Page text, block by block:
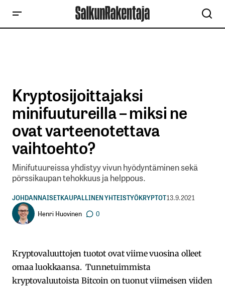
Kryptosijoittajaksi
minifuutureilla – miksi ne
ovat varteenotettava
vaihtoehto?
Minifutuureissa yhdistyy vivun hyödyntäminen sekä
pörssikaupan tehokkuus ja helppous.
JOHDANNAISETKAUPALLINEN YHTEISTYÖKRYPTOT13.9.2021
Henri Huovinen
0
Kryptovaluuttojen tuotot ovat viime vuosina olleet
omaa luokkaansa. Tunnetuimmista
kryptovaluutoista Bitcoin on tuonut viimeisen viiden